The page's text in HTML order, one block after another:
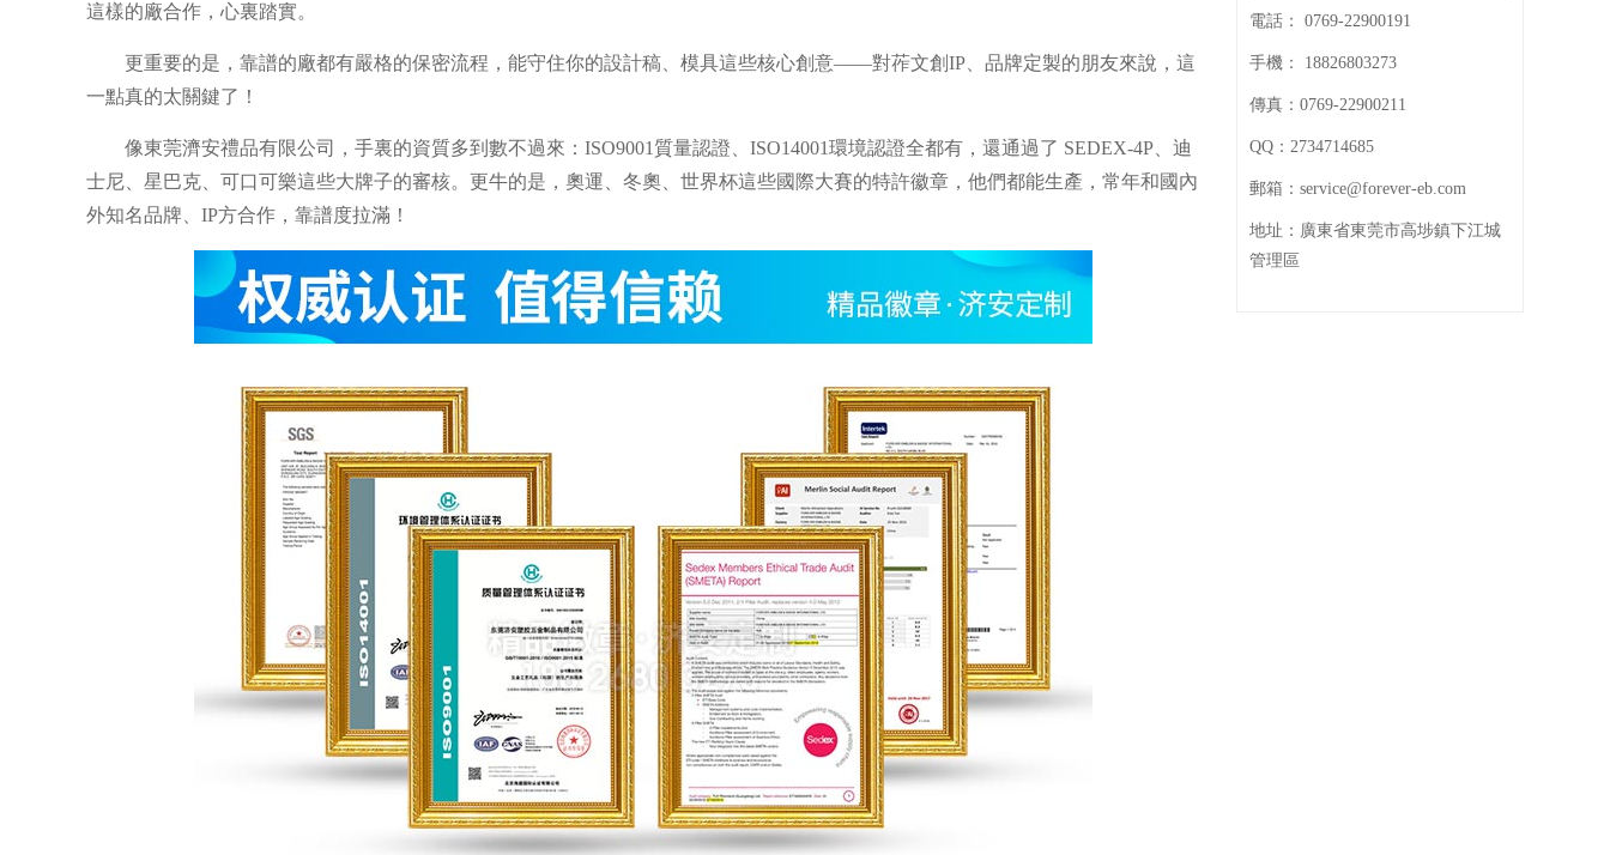
這樣的廠合作，心裏踏實。
更重要的是，靠譜的廠都有嚴格的保密流程，能守住你的設計稿、模具這些核心創意——對莋文創IP 、品牌定製的朋友來說，這
一點真的太關鍵了！
像東莞濟安禮品有限公司，手裏的資質多到數不過來： ISO9001 質量認證、 ISO14001環境認證全都有，還通過了 SEDEX-4P 、迪
士尼、星巴克、可口可樂這些大牌子的審核。更牛的是，奧運、冬奧、世界杯這些國際大賽的特許徽章，他們都能生產，常年和國內
外知名品牌、 IP方合作，靠譜度拉滿！
電話： 0769-22900191
手機： 18826803273
傳真： 0769-22900211
QQ： 2734714685
郵箱： service@forever-eb.com
地址： 廣東省東莞市高埗鎮下江城
管理區